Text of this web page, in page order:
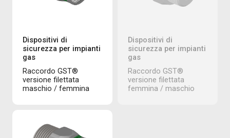
Dispositivi di
sicurezza per impianti
gas
Raccordo GST®
versione filettata
maschio / femmina
Dispositivi di
sicurezza per impianti
gas
Raccordo GST®
versione filettata
femmina / maschio